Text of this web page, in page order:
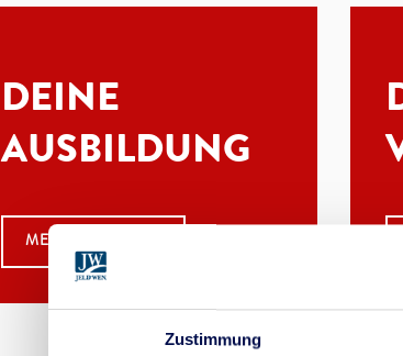
Zustimmung
DEINE
AUSBILDUNG
MEHR ERFAHREN